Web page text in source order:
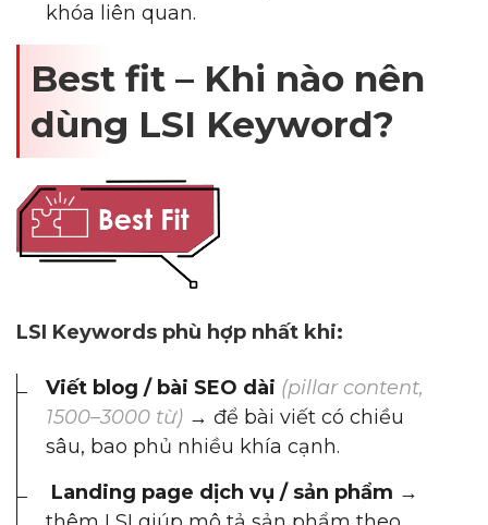
khóa liên quan.
Best fit – Khi nào nên
dùng LSI Keyword?
LSI Keywords phù hợp nhất khi:
Viết blog / bài SEO dài (pillar content,
1500–3000 từ) → để bài viết có chiều
sâu, bao phủ nhiều khía cạnh.
Landing page dịch vụ / sản phẩm →